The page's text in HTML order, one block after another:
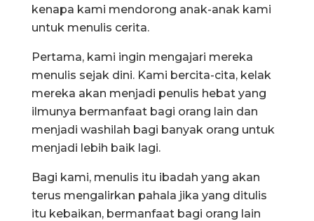
kenapa kami mendorong anak-anak kami
untuk menulis cerita.
Pertama, kami ingin mengajari mereka
menulis sejak dini. Kami bercita-cita, kelak
mereka akan menjadi penulis hebat yang
ilmunya bermanfaat bagi orang lain dan
menjadi washilah bagi banyak orang untuk
menjadi lebih baik lagi.
Bagi kami, menulis itu ibadah yang akan
terus mengalirkan pahala jika yang ditulis
itu kebaikan, bermanfaat bagi orang lain